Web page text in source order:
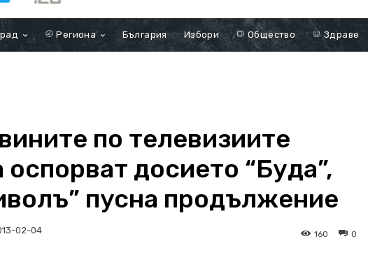
Региона България Избори Общество Здраве
по телевизиите
оспорват досието “Буда”,
пусна продължение
02-04 0
160